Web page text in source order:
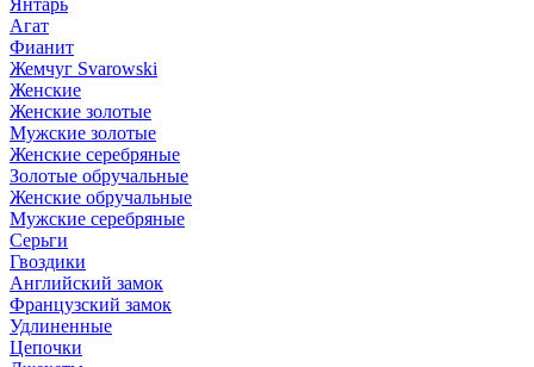
Янтарь
Агат
Фианит
Жемчуг Svarowski
Женские
Женские золотые
Мужские золотые
Женские серебряные
Золотые обручальные
Женские обручальные
Мужские серебряные
Серьги
Гвоздики
Английский замок
Французский замок
Удлиненные
Цепочки